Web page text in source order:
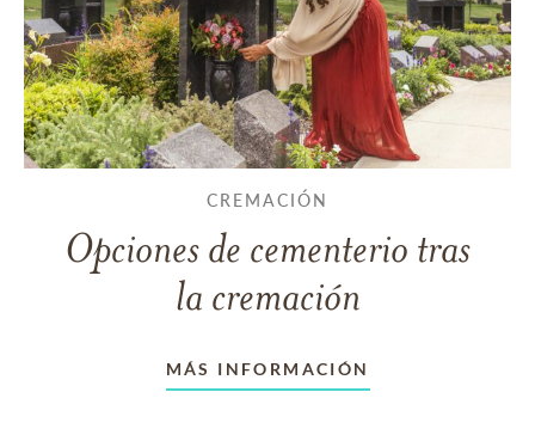
CREMACIÓN
Opciones de cementerio tras
la cremación
MÁS INFORMACIÓN